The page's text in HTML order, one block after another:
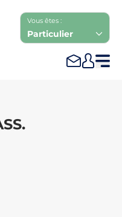
Vous êtes :
Particulier